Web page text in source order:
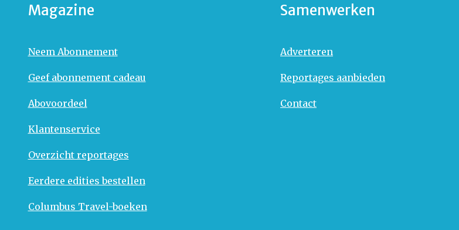
Magazine
Neem Abonnement
Geef abonnement cadeau
Abovoordeel
Klantenservice
Overzicht reportages
Eerdere edities bestellen
Columbus Travel-boeken
Samenwerken
Adverteren
Reportages aanbieden
Contact